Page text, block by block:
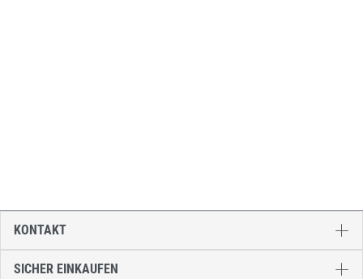
SICHER EINKAUFEN
KONTAKT